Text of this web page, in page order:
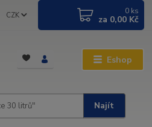
Eshop
CZK
Najít
0 ks
za 0,00 Kč